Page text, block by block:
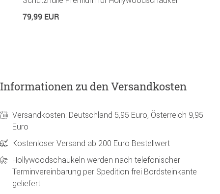
79,99 EUR
Informationen zu den Versandkosten
Versandkosten: Deutschland 5,95 Euro, Österreich 9,95
Euro
Kostenloser Versand ab 200 Euro Bestellwert
Hollywoodschaukeln werden nach telefonischer
Terminvereinbarung per Spedition frei Bordsteinkante
geliefert